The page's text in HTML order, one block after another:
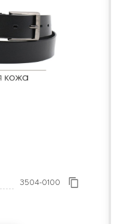
3504-0100